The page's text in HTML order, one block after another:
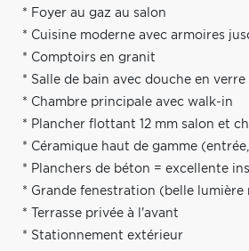
* Foyer au gaz au salon
* Cuisine moderne avec armoires
* Comptoirs en granit
* Salle de bain avec douche en
* Chambre principale avec walk-in
* Plancher flottant 12 mm salon et
* Céramique haut de gamme
* Planchers de béton = excellente
* Grande fenestration (belle lumière
* Terrasse privée à l'avant
* Stationnement extérieur